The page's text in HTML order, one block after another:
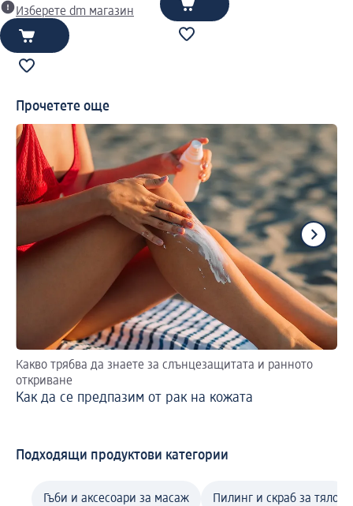
Изберете dm магазин
Прочетете още
Какво трябва да знаете за слънцезащитата и ранното
откриване
Как да се предпазим от рак на кожата
Подходящи продуктови категории
Гъби и аксесоари за масаж Пилинг и скраб за тяло